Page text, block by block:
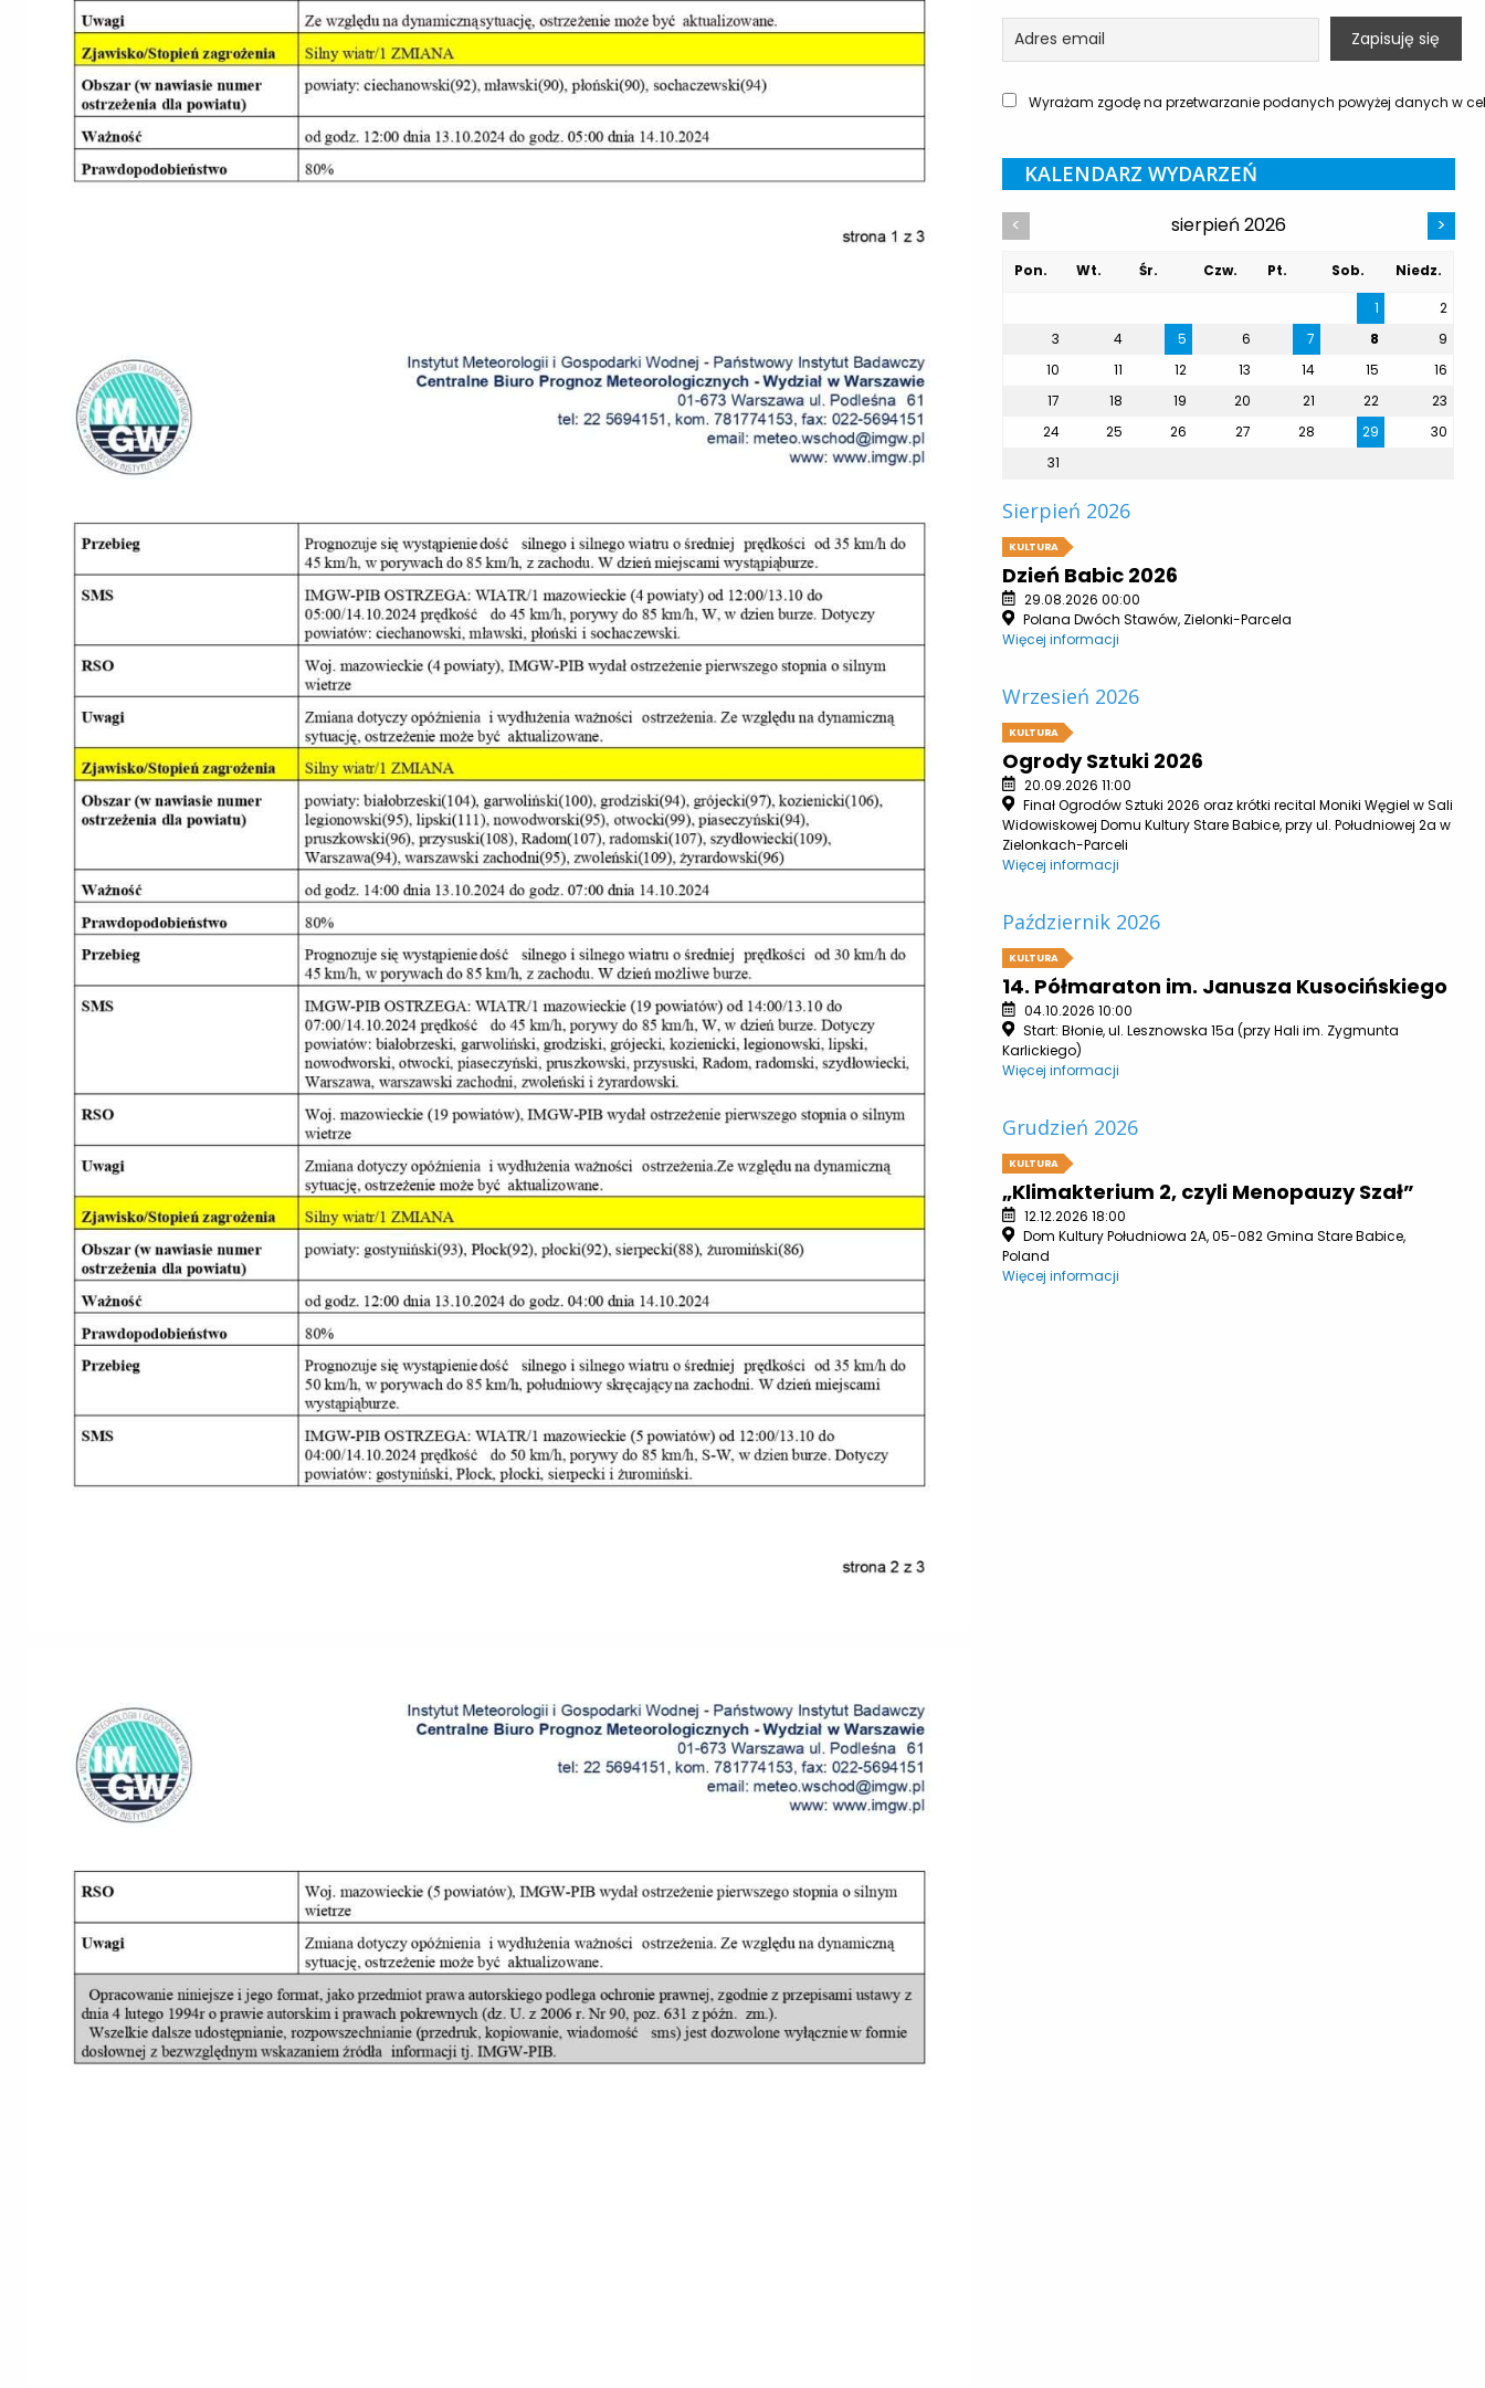
Wyrażam zgodę na przetwarzanie podanych powyżej danych w
KALENDARZ WYDARZEŃ
< sierpień 2026 >
Pon. Wt. Śr. Czw. Pt. Sob.
Niedz.
1
2
3
4 5 6 7 8
9
10
11 12 13 14 15
16
17
18 19 20 21 22
23
24
25 26 27 28 29
30
31
Sierpień 2026
KULTURA
Dzień Babic 2026
29.08.2026 00:00
Polana Dwóch Stawów, Zielonki-Parcela
Więcej informacji
Wrzesień 2026
KULTURA
Ogrody Sztuki 2026
20.09.2026 11:00
Finał Ogrodów Sztuki 2026 oraz krótki recital Moniki Węgiel w Sali
Widowiskowej Domu Kultury Stare Babice, przy ul. Południowej 2a w
Zielonkach-Parceli
Więcej informacji
Październik 2026
KULTURA
14. Półmaraton im. Janusza Kusocińskiego
04.10.2026 10:00
Start: Błonie, ul. Lesznowska 15a (przy Hali im. Zygmunta
Karlickiego)
Więcej informacji
Grudzień 2026
KULTURA
„Klimakterium 2, czyli Menopauzy Szał”
12.12.2026 18:00
Dom Kultury Południowa 2A, 05-082 Gmina Stare Babice,
Poland
Więcej informacji